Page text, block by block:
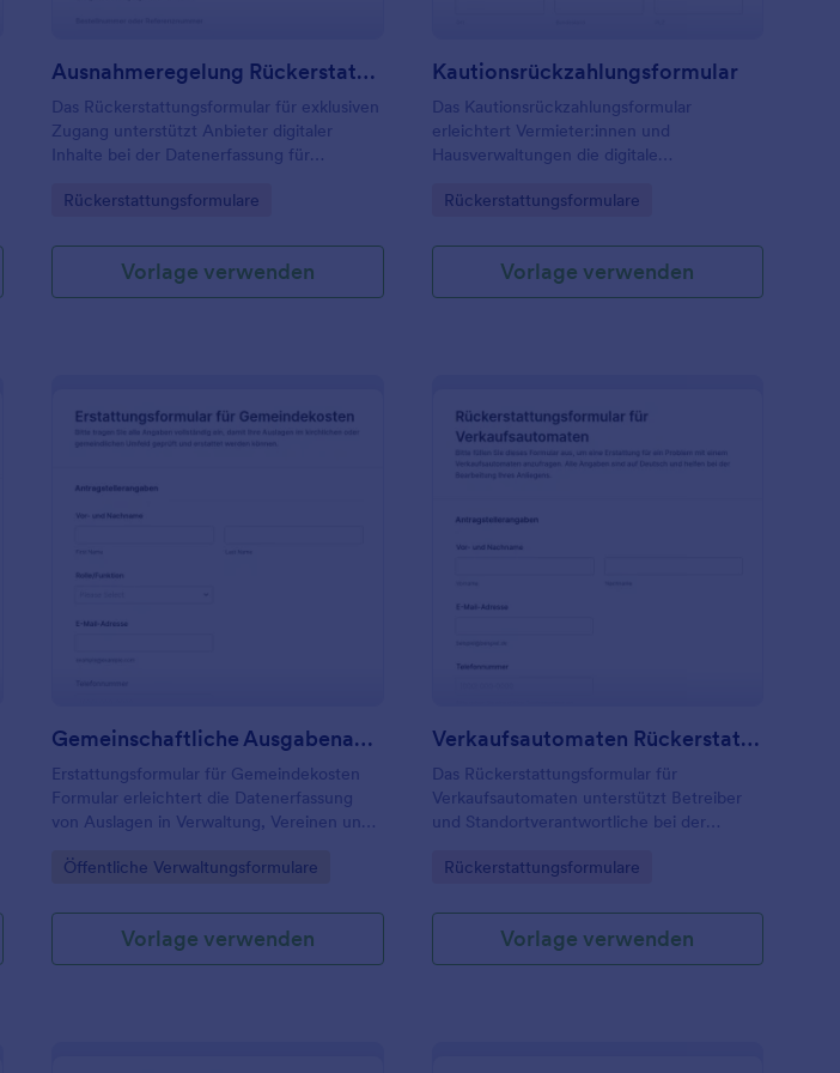
Ausnahmeregelung Rückerstattungsformular
Das Rückerstattungsformular für exklusiven
Zugang unterstützt Anbieter digitaler
Inhalte bei der Datenerfassung für
Zuordnung, Nachweis und schneller
Go to Category:
Rückerstattungsformulare
Vorlage verwenden
Kautionsrückzahlungsformular
Das Kautionsrückzahlungsformular
erleichtert Vermieter:innen und
Hausverwaltungen die digitale
nach Auszug, inklusive Dokumentation der
Jotform.
Go to Category:
Rückerstattungsformulare
Vorlage verwenden
Gemeinschaftliche Ausgabenabrechnungsformular
Erstattungsformular für Gemeindekosten
Formular erleichtert die Datenerfassung
von Auslagen in Verwaltung, Vereinen und
schneller geprüft und nachvollziehbar
Go to Category:
Öffentliche Verwaltungsformulare
Vorlage verwenden
Verkaufsautomaten Rückerstattungsformular
Das Rückerstattungsformular für
Verkaufsautomaten unterstützt Betreiber
und Standortverantwortliche bei der
Erstattungsanfragen inklusive
Dokumentation und klarer Kommunikation.
Go to Category:
Rückerstattungsformulare
Vorlage verwenden